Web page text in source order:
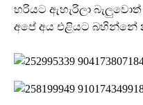
හරියට ඇහැරිලා
අපේ අය එළියට බහින්නේ